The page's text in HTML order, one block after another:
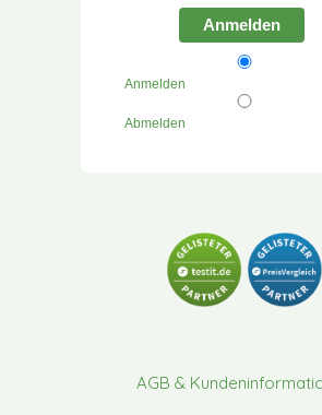
Anmelden
Anmelden
Abmelden
AGB &